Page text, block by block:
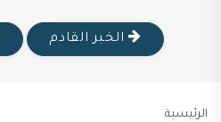
الخبر القادم
الرئيسية